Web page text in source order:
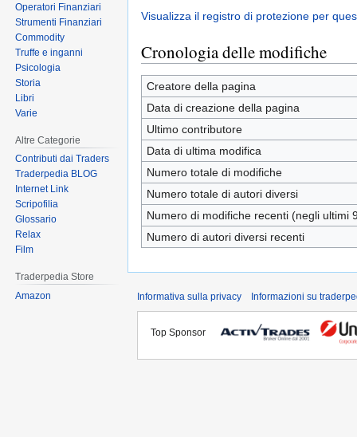
Visualizza il registro di protezione per
Cronologia delle modifiche
Creatore della pagina
Data di creazione della pagina
Ultimo contributore
Data di ultima modifica
Numero totale di modifiche
Numero totale di autori diversi
Numero di modifiche recenti (negli ultimi
Numero di autori diversi recenti
Operatori Finanziari
Strumenti Finanziari
Commodity
Truffe e inganni
Psicologia
Storia
Libri
Varie
Altre Categorie
Contributi dai Traders
Traderpedia BLOG
Internet Link
Scripofilia
Glossario
Relax
Film
Traderpedia Store
Amazon
Informativa sulla privacy Informazioni su
Top Sponsor